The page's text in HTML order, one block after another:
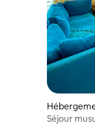
Séjour